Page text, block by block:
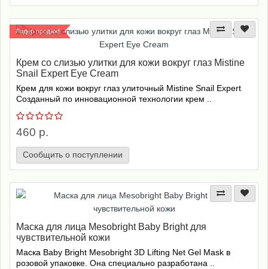
Лидер продаж!
Крем со слизью улитки для кожи вокруг глаз Mistine
Snail Expert Eye Cream
Крем для кожи вокруг глаз улиточный Mistine Snail Expert
Созданный по инновационной технологии крем ..
460 р.
Сообщить о поступлении
Маска для лица Mesobright Baby Bright для
чувствительной кожи
Маска Baby Bright Mesobright 3D Lifting Net Gel Mask в
розовой упаковке. Она специально разработана ..